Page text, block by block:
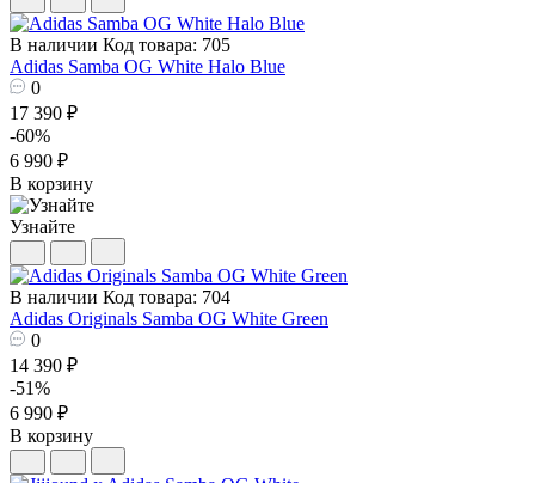
В наличии Код товара: 705
Adidas Samba OG White Halo Blue
0
17 390 ₽
-60%
6 990 ₽
В корзину
Узнайте
В наличии Код товара: 704
Adidas Originals Samba OG White Green
0
14 390 ₽
-51%
6 990 ₽
В корзину